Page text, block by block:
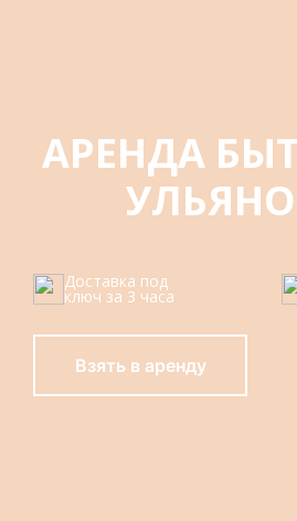
АРЕНДА
Доставка под
ключ за 3 часа
Взять в аренду